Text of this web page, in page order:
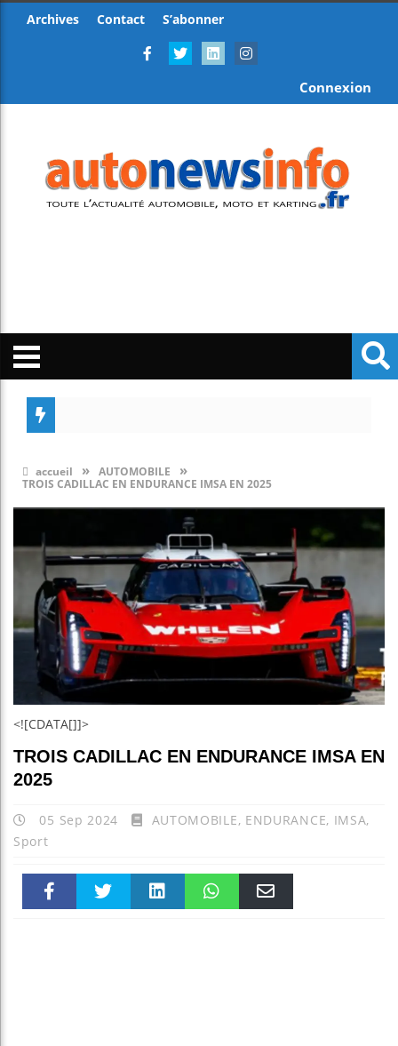
Archives Contact S’abonner
Connexion
accueil » AUTOMOBILE »
TROIS CADILLAC EN ENDURANCE IMSA EN 2025
<![CDATA[]]>
TROIS CADILLAC EN ENDURANCE IMSA EN
2025
05 Sep 2024 AUTOMOBILE, ENDURANCE, IMSA,
Sport